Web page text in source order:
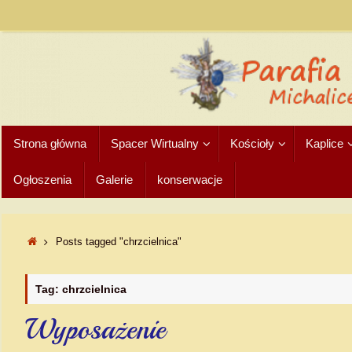
Strona główna Spacer Wirtualny Kościoły Kaplice
Ogłoszenia Galerie konserwacje
Posts tagged "chrzcielnica"
Tag: chrzcielnica
Wyposażenie